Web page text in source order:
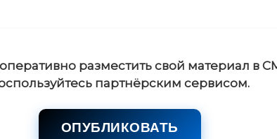
разместить свой материал в
партнёрским сервисом.
ОПУБЛИКОВАТЬ